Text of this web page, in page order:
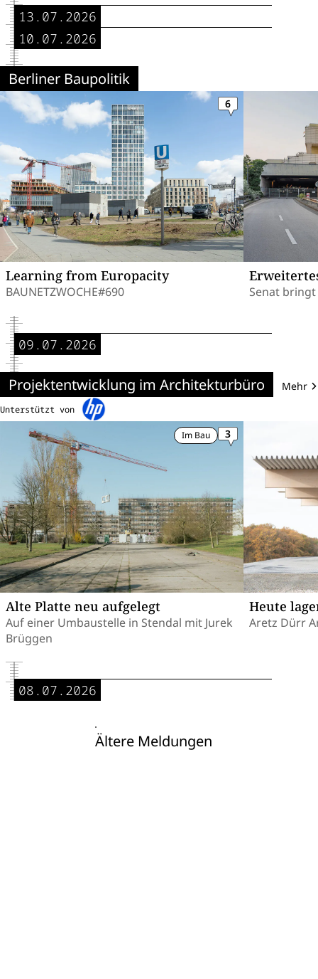
13.07.2026
10.07.2026
Berliner Baupolitik
Learning from Europacity
BAUNETZWOCHE#690
6
Senat bringt
09.07.2026
Projektentwicklung im Architekturbüro Mehr
Unterstützt von
Alte Platte neu aufgelegt
Auf einer Umbaustelle in Stendal mit Jurek
Brüggen
Im Bau 3
Heute
Aretz Dürr
08.07.2026
Ältere Meldungen